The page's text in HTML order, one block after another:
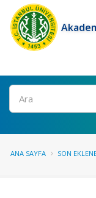
Ara
ANA SAYFA SON